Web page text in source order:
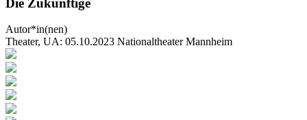
Die Zukünftige
Autor*in(nen)
Theater, UA: 05.10.2023 Nationaltheater Mannheim